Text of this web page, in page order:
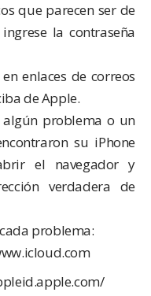
que parecen ser de
la contraseña
enlaces de correos
de Apple.
algún problema o un
su iPhone
el navegador y
verdadera de
problema: